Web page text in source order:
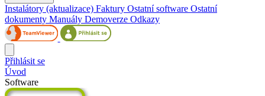
Instalátory (aktualizace) Faktury Ostatní software Ostatní
dokumenty Manuály Demoverze Odkazy
Přihlásit se
Úvod
Software